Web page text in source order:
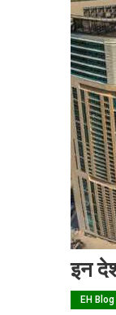
इन
EH Blog